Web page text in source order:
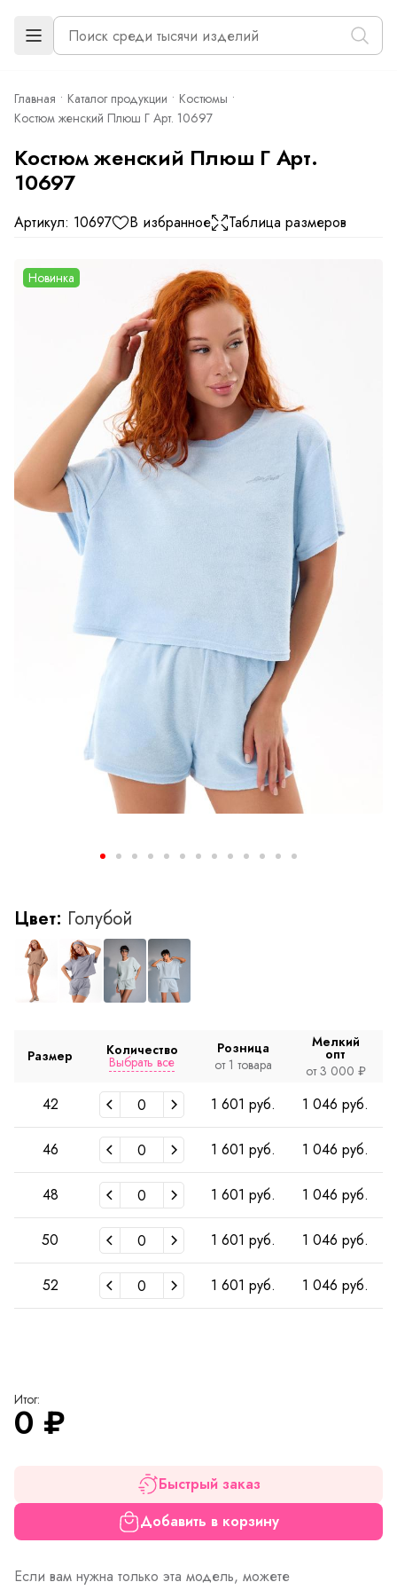
Главная Каталог продукции
Костюмы
Костюм женский Плюш Г Арт. 10697
Костюм женский Плюш Г Арт.
10697
Артикул: 10697 В избранное Таблица размеров
Новинка
Цвет: Голубой
Размер Количество
Выбрать все
Розница
от 1 товара
Мелкий
опт
от 3 000 ₽
42 1 601 руб. 1 046 руб.
46 1 601 руб. 1 046 руб.
48 1 601 руб. 1 046 руб.
50 1 601 руб. 1 046 руб.
52 1 601 руб. 1 046 руб.
Итог:
0 ₽
Быстрый заказ
Добавить в корзину
Если вам нужна только эта модель, можете